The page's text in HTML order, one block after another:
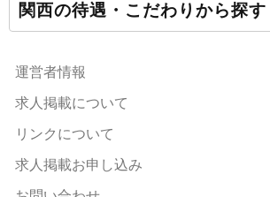
関西の待遇・こだわりから探す
運営者情報
求人掲載について
リンクについて
求人掲載お申し込み